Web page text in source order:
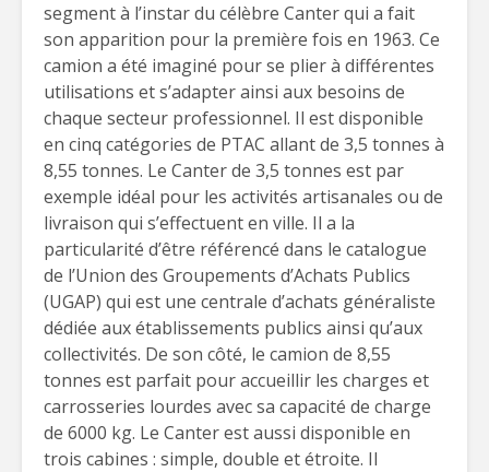
segment à l’instar du célèbre Canter qui a fait
son apparition pour la première fois en 1963. Ce
camion a été imaginé pour se plier à différentes
utilisations et s’adapter ainsi aux besoins de
chaque secteur professionnel. Il est disponible
en cinq catégories de PTAC allant de 3,5 tonnes à
8,55 tonnes. Le Canter de 3,5 tonnes est par
exemple idéal pour les activités artisanales ou de
livraison qui s’effectuent en ville. Il a la
particularité d’être référencé dans le catalogue
de l’Union des Groupements d’Achats Publics
(UGAP) qui est une centrale d’achats généraliste
dédiée aux établissements publics ainsi qu’aux
collectivités. De son côté, le camion de 8,55
tonnes est parfait pour accueillir les charges et
carrosseries lourdes avec sa capacité de charge
de 6000 kg. Le Canter est aussi disponible en
trois cabines : simple, double et étroite. Il